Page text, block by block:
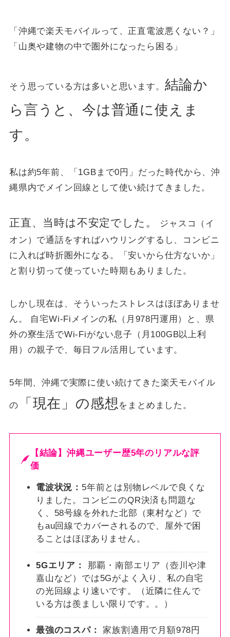
「沖縄で楽天モバイルって、正直電波悪くない？」
「山奥や建物の中で圏外になったら困る」
そう思っている方は多いと思います。 結論か
ら言うと、今は普通に使えま
す。
私は約5年前、「1GBまで0円」だった時代から、沖
縄県内でメイン回線として使い続けてきました。
正直、当時は不安定でした。
ジャスコ（イ
オン）で通話をすればハウリングするし、コンビニ
に入れば時折圏外になる。「安いから仕方ないか」
と割り切って使っていた時期もありました。
しかし現在は、そういったストレスはほぼありませ
ん。 自宅Wi-Fiメインの私（月978円運用）と、県
外の寮生活でWi-Fiがない息子（月100GB以上利
用）の親子で、毎日フル活用しています。
5年間、沖縄で実際に使い続けてきた楽天モバイル
の 「現在」の感想 をまとめました。
【結論】沖縄ユーザー歴5年のリアルな評
価
電波状況： 5年前とは別物レベルで良くな
りました。コンビニのQR決済も問題な
く、58号線を外れた北部（東村など）で
もau回線でカバーされるので、屋外で困
ることはほぼありません。
5Gエリア：
那覇・南部エリア（壺川や津
嘉山など）では5Gがよく入り、私の自宅
の光回線より速いです。（近隣に住んで
いる方は羨ましい限りです。。）
最強のコスパ：
家族割適用で月額978円